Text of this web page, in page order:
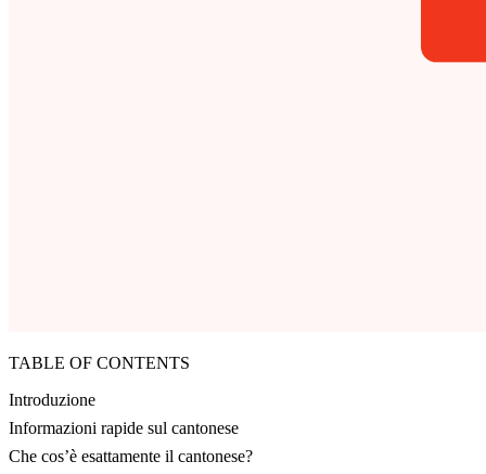
TABLE OF CONTENTS
Introduzione
Informazioni rapide sul cantonese
Che cos’è esattamente il cantonese?